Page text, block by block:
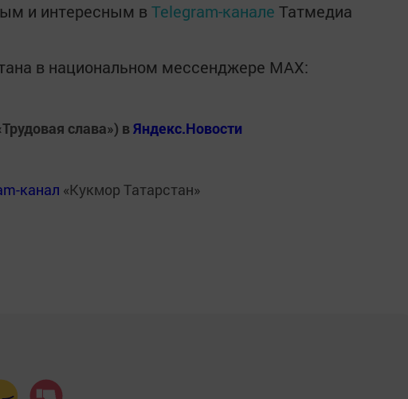
и интересным в Telegram-канале Татмедиа
в национальном мессенджере MАХ:
слава») вЯндекс.Новости
канал «Кукмор Татарстан»